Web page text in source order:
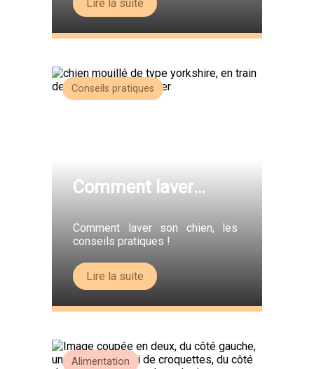
Lire la suite
Conseils pratiques
Comment laver
Comment laver son chien, les
conseils pratiques !
Lire la suite
Alimentation